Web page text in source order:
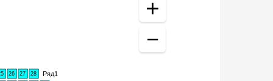
Ряд1
26 27 28